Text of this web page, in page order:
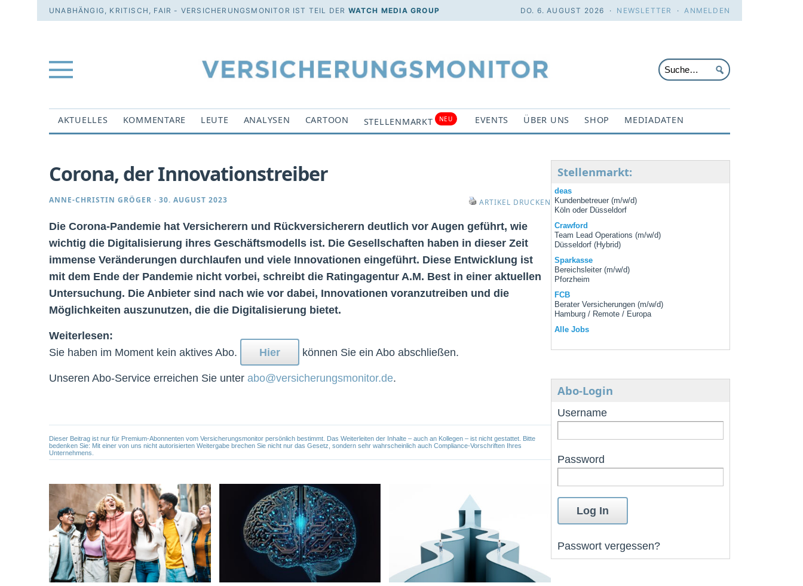
UNABHÄNGIG, KRITISCH, FAIR - VERSICHERUNGSMONITOR IST TEIL DER WATCH MEDIA GROUP DO. 6. AUGUST 2026 · NEWSLETTER ·ANMELDEN
AKTUELLES KOMMENTARE LEUTE ANALYSEN CARTOON STELLENMARKT NEU EVENTS ÜBER UNS SHOP MEDIADATEN
Corona, der Innovationstreiber
ANNE-CHRISTIN GRÖGER · 30. AUGUST 2023 ARTIKEL DRUCKEN
Die Corona-Pandemie hat Versicherern und Rückversicherern deutlich vor Augen geführt, wie
wichtig die Digitalisierung ihres Geschäftsmodells ist. Die Gesellschaften haben in dieser Zeit
immense Veränderungen durchlaufen und viele Innovationen eingeführt. Diese Entwicklung ist
mit dem Ende der Pandemie nicht vorbei, schreibt die Ratingagentur A.M. Best in einer aktuellen
Untersuchung. Die Anbieter sind nach wie vor dabei, Innovationen voranzutreiben und die
Möglichkeiten auszunutzen, die die Digitalisierung bietet.
Weiterlesen:
Sie haben im Moment kein aktives Abo.
Hier können Sie ein Abo abschließen.
Unseren Abo-Service erreichen Sie unter abo@versicherungsmonitor.de.
Dieser Beitrag ist nur für Premium-Abonnenten vom Versicherungsmonitor persönlich bestimmt. Das Weiterleiten der Inhalte – auch an Kollegen – ist nicht gestattet. Bitte
bedenken Sie: Mit einer von uns nicht autorisierten Weitergabe brechen Sie nicht nur das Gesetz, sondern sehr wahrscheinlich auch Compliance-Vorschriften Ihres
Unternehmens.
Stellenmarkt:
deas
Kundenbetreuer (m/w/d)
Köln oder Düsseldorf
Crawford
Team Lead Operations (m/w/d)
Düsseldorf (Hybrid)
Sparkasse
Bereichsleiter (m/w/d)
Pforzheim
FCB
Berater Versicherungen (m/w/d)
Hamburg / Remote / Europa
Alle Jobs
Abo-Login
Username
Password
Passwort vergessen?